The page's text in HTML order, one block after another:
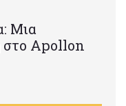
Μια
στο Apollon